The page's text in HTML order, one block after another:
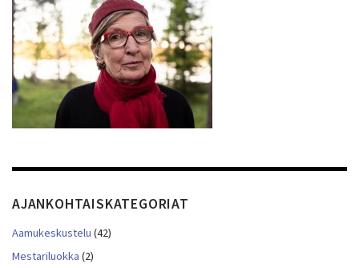
AJANKOHTAISKATEGORIAT
Aamukeskustelu (42)
Mestariluokka (2)